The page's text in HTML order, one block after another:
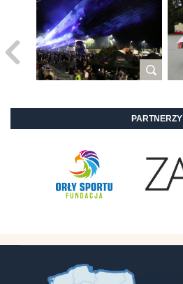
PARTNERZY